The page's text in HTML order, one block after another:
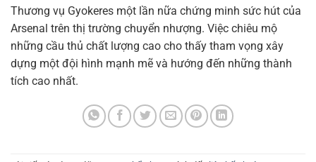
Thương vụ Gyokeres một lần nữa chứng minh sức hút của
Arsenal trên thị trường chuyển nhượng. Việc chiêu mộ
những cầu thủ chất lượng cao cho thấy tham vọng xây
dựng một đội hình mạnh mẽ và hướng đến những thành
tích cao nhất.